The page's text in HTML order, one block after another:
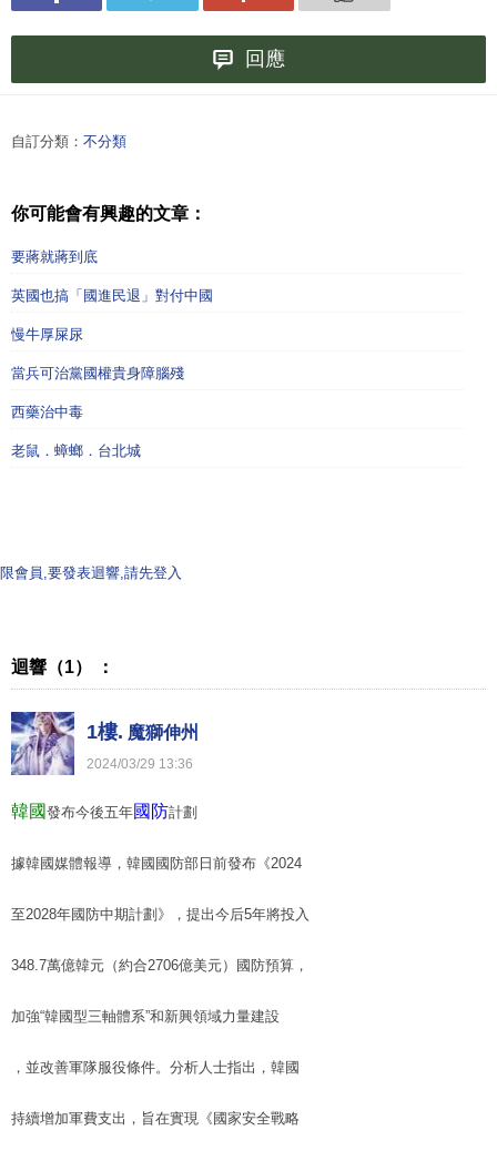
回應
自訂分類： 不分類
你可能會有興趣的文章：
要蔣就蔣到底
英國也搞「國進民退」對付中國
慢牛厚屎尿
當兵可治黨國權貴身障腦殘
西藥治中毒
老鼠．蟑螂．台北城
限會員,要發表迴響,請先登入
迴響（1） ：
1樓. 魔獅伸州
2024/03/29 13:36
韓國發布今後五年國防計劃
據韓國媒體報導，韓國國防部日前發布《2024
至2028年國防中期計劃》，提出今后5年將投入
348.7萬億韓元（約合2706億美元）國防預算，
加強“韓國型三軸體系”和新興領域力量建設
，並改善軍隊服役條件。分析人士指出，韓國
持續增加軍費支出，旨在實現《國家安全戰略